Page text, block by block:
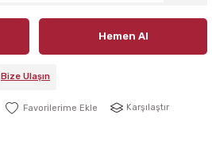
Hemen Al
Bize Ulaşın
Karşılaştır